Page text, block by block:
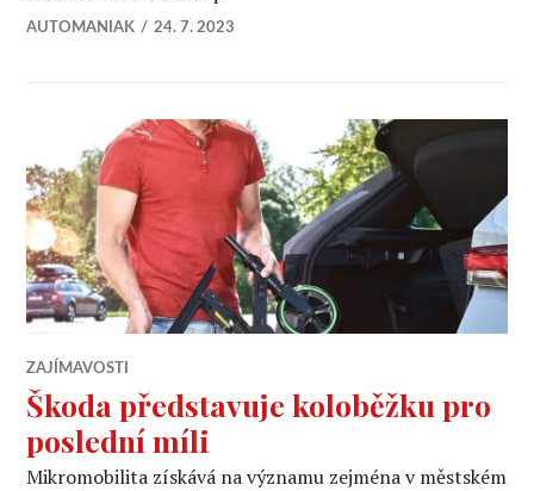
AUTOMANIAK 24. 7. 2023
ZAJÍMAVOSTI
Škoda představuje koloběžku pro
poslední míli
Mikromobilita získává na významu zejména v městském